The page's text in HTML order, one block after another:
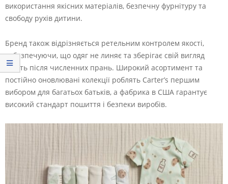
використання якісних матеріалів, безпечну фурнітуру та
свободу рухів дитини.
Бренд також відрізняється ретельним контролем якості,
забезпечуючи, що одяг не линяє та зберігає свій вигляд
навіть після численних прань. Широкий асортимент та
постійно оновлювані колекції роблять Carter’s першим
вибором для багатьох батьків, а фабрика в США гарантує
високий стандарт пошиття і безпеки виробів.